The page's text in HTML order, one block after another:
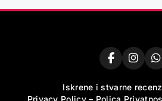
Iskrene i stvarne
Privacy Policy – Polica